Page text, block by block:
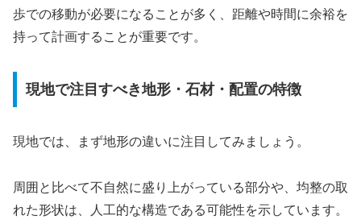
歩での移動が必要になることが多く、距離や時間に余裕を
持って計画することが重要です。
現地で注目すべき地形・石材・配置の特徴
現地では、まず地形の違いに注目してみましょう。
周囲と比べて不自然に盛り上がっている部分や、均整の取
れた形状は、人工的な構造である可能性を示しています。